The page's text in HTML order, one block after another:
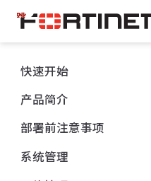
跳
至
主
內
容
快速开始
产品简介
部署前注意事项
系统管理